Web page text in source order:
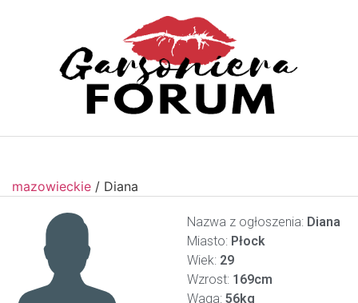
mazowieckie / Diana
Nazwa z ogłoszenia: Diana
Miasto: Płock
Wiek: 29
Wzrost: 169cm
Waga: 56kg